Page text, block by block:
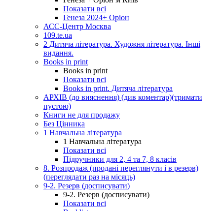
Показати всі
Генеза 2024+ Оріон
АСС-Центр Москва
109.te.ua
2 Дитяча література. Художня література. Інші
видання.
Books in print
Books in print
Показати всі
Books in print. Дитяча література
АРХІВ (до вияснення) (див коментар)(тримати
пустою)
Книги не для продажу
Без Цінника
1 Навчальна література
1 Навчальна література
Показати всі
Підручники для 2, 4 та 7, 8 класів
8. Розпродаж (продані переглянути і в резерв)
(переглядати раз на місяць)
9-2. Резерв (досписувати)
9-2. Резерв (досписувати)
Показати всі